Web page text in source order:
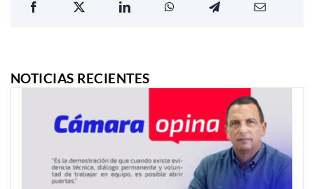
NOTICIAS RECIENTES